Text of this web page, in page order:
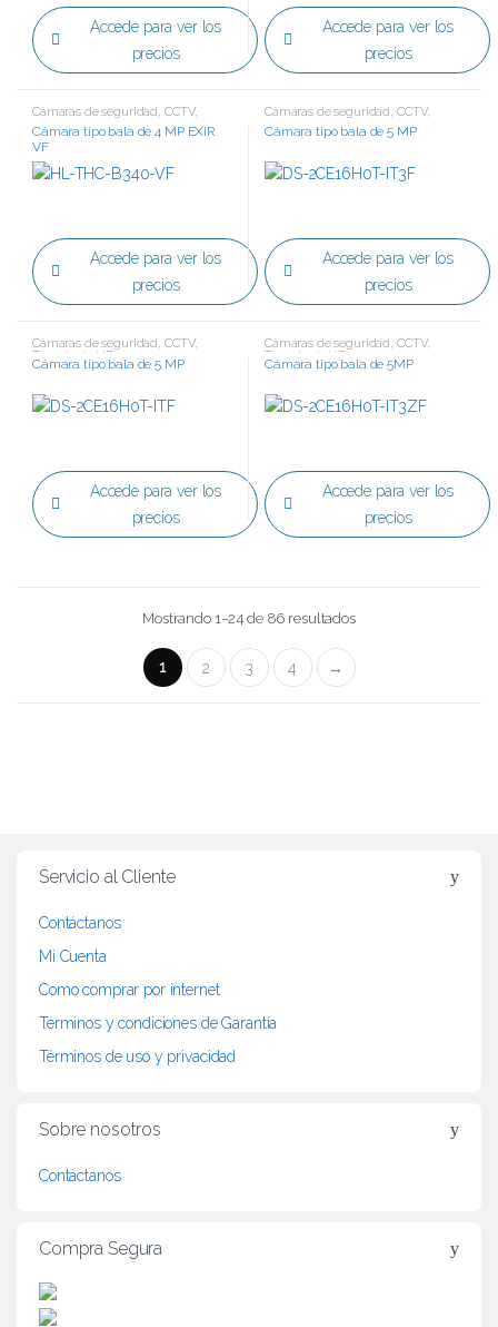
Accede para ver los
precios
Accede para ver los
precios
Cámaras de seguridad CCTV,
Tecnología HD
Cámara tipo bala de 4 MP EXIR
VF
Accede para ver los
precios
Cámaras de seguridad CCTV,
Tecnología HD
Cámara tipo bala de 5 MP
Accede para ver los
precios
Cámaras de seguridad, CCTV,
Tecnología HD
Cámara tipo bala de 5 MP
Accede para ver los
precios
Cámaras de seguridad, CCTV,
Tecnología HD
Cámara tipo bala de 5MP
Accede para ver los
precios
Mostrando 1–24 de 86 resultados
1 2 3 4 →
Servicio al Cliente
Contáctanos
Mi Cuenta
Como comprar por internet
Términos y condiciones de Garantía
Términos de uso y privacidad
Sobre nosotros
Contáctanos
Compra Segura